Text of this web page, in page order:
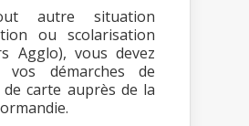
autre situation
ou scolarisation
Agglo), vous devez
vos démarches de
de carte auprès de la